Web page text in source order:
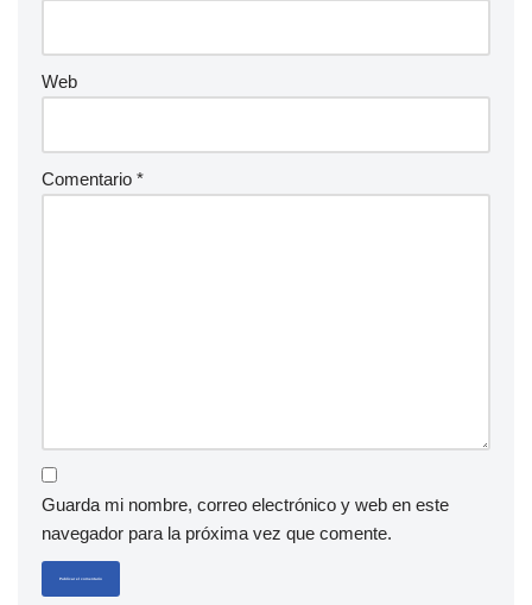
Web
Comentario *
Guarda mi nombre, correo electrónico y web en este
navegador para la próxima vez que comente.